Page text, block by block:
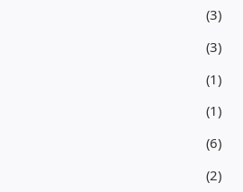
(3)
(3)
(1)
(1)
(6)
(2)